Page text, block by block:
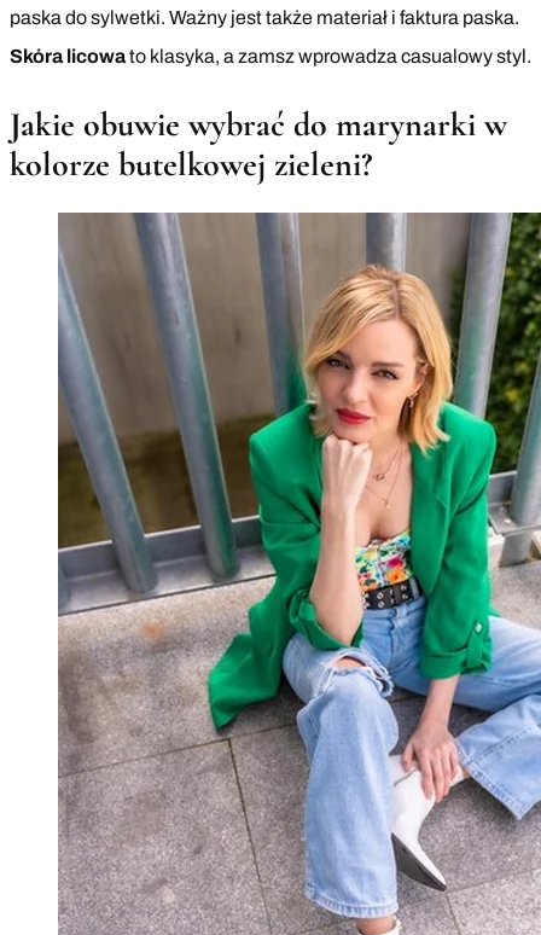
paska do sylwetki. Ważny jest także materiał i faktura paska.
Skóra licowato klasyka, a zamsz wprowadza casualowy styl.
Jakie obuwie wybrać do marynarki w
kolorze butelkowej zieleni?